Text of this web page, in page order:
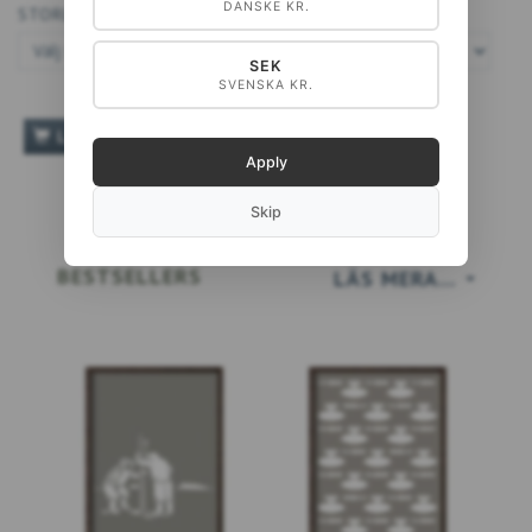
STORLEK:
LÄGG TILL VARUKORGEN
LÄS MERA…
BESTSELLERS
DANSKE KR.
SEK
SVENSKA KR.
Apply
Skip